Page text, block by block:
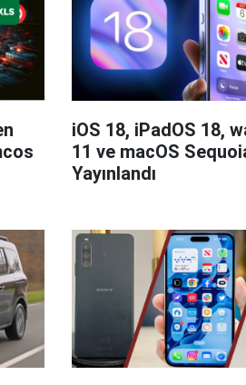
iOS 18, iPadOS 18,
11 ve macOS
Yayınlandı